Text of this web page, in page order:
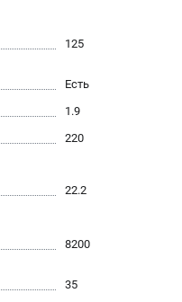
125
Есть
1.9
220
22.2
8200
35